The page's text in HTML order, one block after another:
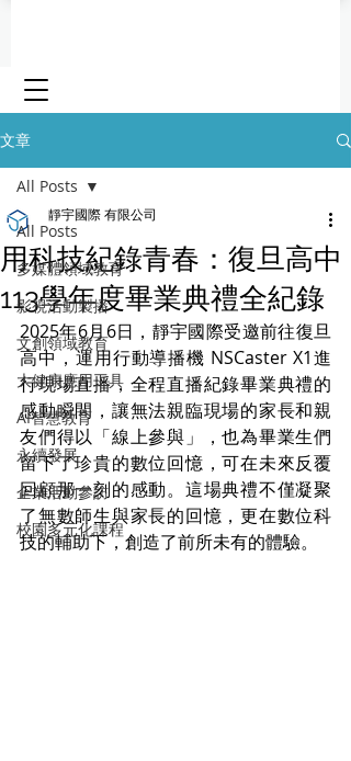
文章
All Posts
多媒體領域教育
影視活動製播
文創領域教育
大健康應用工具
AI智慧教育
永續發展
企業活動參訪
校園多元化課程
All Posts
用科技紀錄青春：復旦高中
113學年度畢業典禮全紀錄
靜宇國際 有限公司
2025年6月6日，靜宇國際受邀前往復旦
高中，運用行動導播機 NSCaster X1進
行現場直播，全程直播紀錄畢業典禮的
感動瞬間，讓無法親臨現場的家長和親
友們得以「線上參與」，也為畢業生們
留下了珍貴的數位回憶，可在未來反覆
回顧那一刻的感動。這場典禮不僅凝聚
了無數師生與家長的回憶，更在數位科
技的輔助下，創造了前所未有的體驗。